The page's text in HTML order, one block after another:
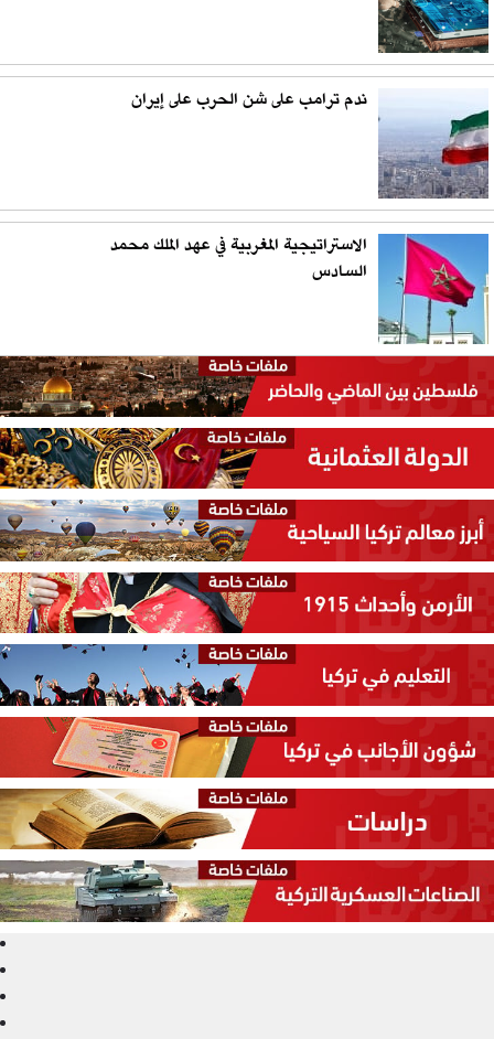
ندم ترامب على شن الحرب على إيران
الاستراتيجية المغربية في عهد الملك محمد
السادس